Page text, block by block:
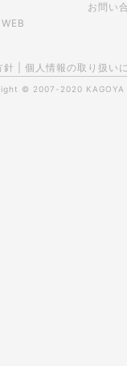
お問い
針 個人情報の取り扱い
© 2007-2020